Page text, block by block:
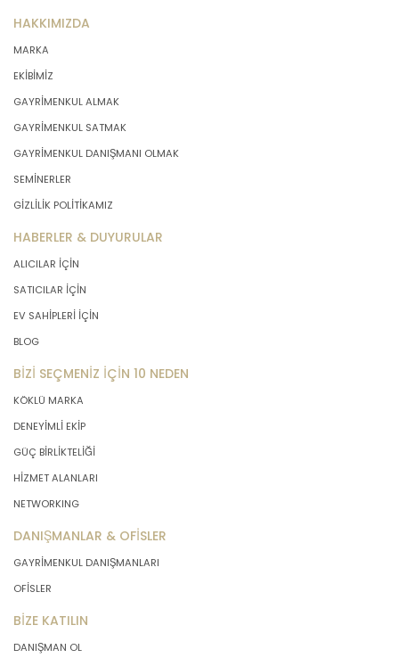
HAKKIMIZDA
MARKA
EKİBİMİZ
GAYRİMENKUL ALMAK
GAYRİMENKUL SATMAK
GAYRİMENKUL DANIŞMANI OLMAK
SEMİNERLER
GİZLİLİK POLİTİKAMIZ
HABERLER & DUYURULAR
ALICILAR İÇİN
SATICILAR İÇİN
EV SAHİPLERİ İÇİN
BLOG
BİZİ SEÇMENİZ İÇİN 10 NEDEN
KÖKLÜ MARKA
DENEYİMLİ EKİP
GÜÇ BİRLİKTELİĞİ
HİZMET ALANLARI
NETWORKING
DANIŞMANLAR & OFİSLER
GAYRİMENKUL DANIŞMANLARI
OFİSLER
BİZE KATILIN
DANIŞMAN OL